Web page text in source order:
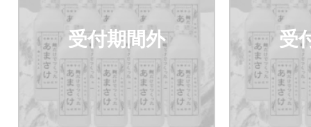
受付期間外 受